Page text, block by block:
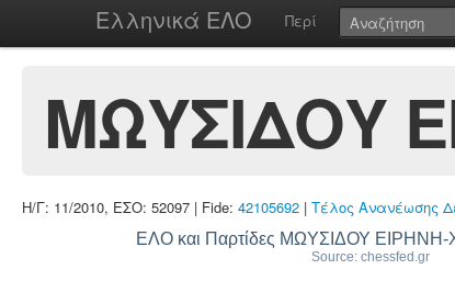
Ελληνικά ΕΛΟ Περί
ΜΩΥΣΙΔΟΥ
Η/Γ: 11/2010, ΕΣΟ: 52097 | Fide: 42105692 | Τέλος Ανανέωσης
ΕΛΟ και Παρτίδες ΜΩΥΣΙΔΟΥ
Source: chessfed.gr